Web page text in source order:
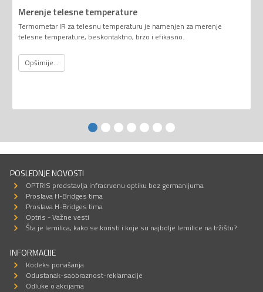
Merenje telesne temperature
Termometar IR za telesnu temperaturu je namenjen za merenje
telesne temperature, beskontaktno, brzo i efikasno.
Opširnije...
POSLEDNJE NOVOSTI
OPTRIS predstavlja infracrvenu optiku bez germanijuma
Proslava H-Bridges tima
Proslava H-Bridges tima
Optris - Važne vesti
Šta je lemilica, kako se koristi i koje su najbolje lemilice na tržištu?
INFORMACIJE
Kodeks ponašanja
Odustanak-saobraznost-reklamacije
Odluke o akcijama